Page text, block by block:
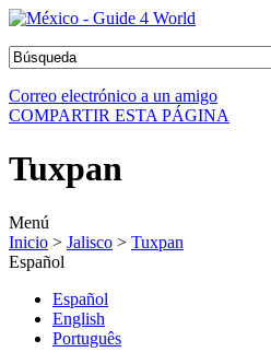
Correo electrónico a un amigo
COMPARTIR ESTA PÁGINA
Tuxpan
Menú
Inicio > Jalisco > Tuxpan
Español
Español
English
Português